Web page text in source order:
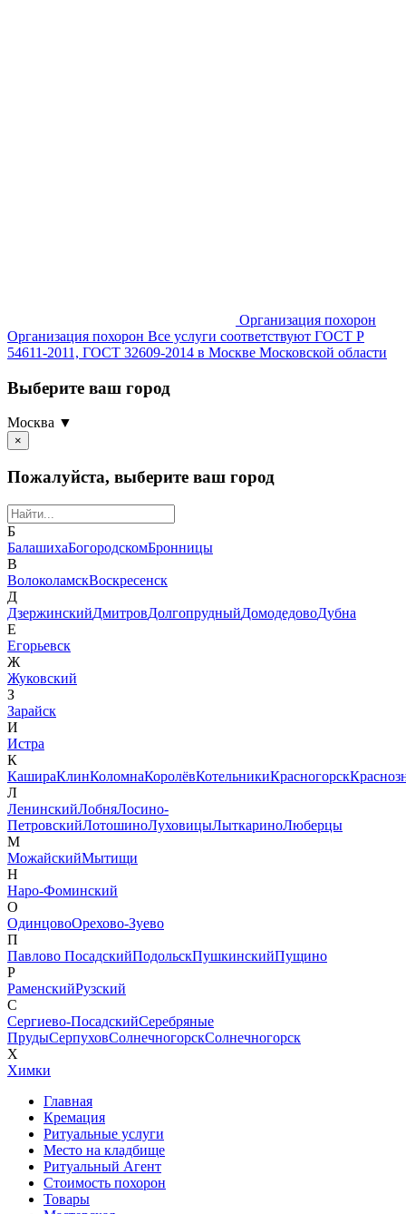
Организация похорон
Организация похорон Все услуги соответствуют ГОСТ Р
54611-2011, ГОСТ 32609-2014 в Москве Московской области
Выберите ваш город
Москва ▼
×
Пожалуйста, выберите ваш город
Б
БалашихаБогородскомБронницы
В
ВолоколамскВоскресенск
Д
ДзержинскийДмитровДолгопрудныйДомодедовоДубна
Е
Егорьевск
Ж
Жуковский
З
Зарайск
И
Истра
К
КашираКлинКоломнаКоролёвКотельникиКрасногорск
Л
ЛенинскийЛобняЛосино-
ПетровскийЛотошиноЛуховицыЛыткариноЛюберцы
М
МожайскийМытищи
Н
Наро-Фоминский
О
ОдинцовоОрехово-Зуево
П
Павлово ПосадскийПодольскПушкинскийПущино
Р
РаменскийРузский
С
Сергиево-ПосадскийСеребряные
ПрудыСерпуховСолнечногорскСолнечногорск
Х
Химки
Главная
Кремация
Ритуальные услуги
Место на кладбище
Ритуальный Агент
Стоимость похорон
Товары